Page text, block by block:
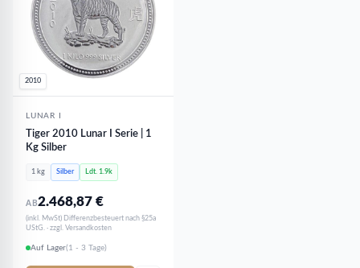
2010
LUNAR I
Tiger 2010 Lunar I Serie | 1
Kg Silber
1 kg Silber Ldt. 1.9k
AB2.468,87€
(inkl. MwSt) Differenzbesteuert nach §25a
UStG. · zzgl. Versandkosten
Auf Lager(1 - 3 Tage)